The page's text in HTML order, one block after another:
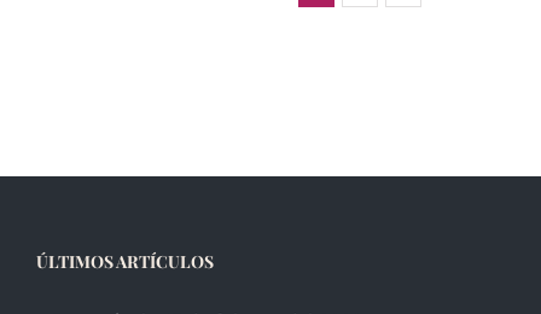
ÚLTIMOS ARTÍCULOS